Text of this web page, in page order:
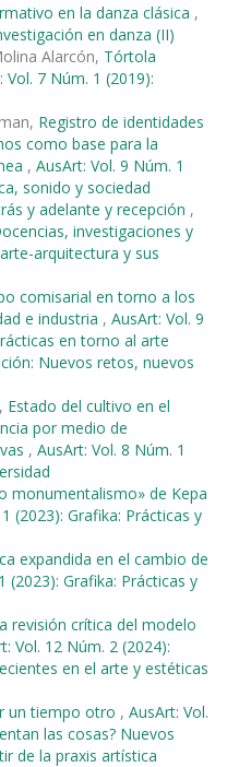
en la danza clásica ,
en danza (II)
Alarcón, Tórtola
Vol. 7 Núm. 1 (2019):
Registro de identidades
como base para la
, AusArt: Vol. 9 Núm. 1
sonido y sociedad
y adelante y recepción ,
investigaciones y
arquitectura y sus
comisarial en torno a los
e industria , AusArt: Vol. 9
en torno al arte
Nuevos retos, nuevos
Estado del cultivo en el
por medio de
, AusArt: Vol. 8 Núm. 1
monumentalismo» de Kepa
(2023): Grafika: Prácticas y
expandida en el cambio de
(2023): Grafika: Prácticas y
revisión crítica del modelo
Vol. 12 Núm. 2 (2024):
en el arte y estéticas
un tiempo otro , AusArt: Vol.
las cosas? Nuevos
de la praxis artística